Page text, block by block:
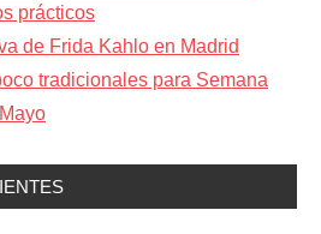
prácticos
de Frida Kahlo en Madrid
tradicionales para Semana